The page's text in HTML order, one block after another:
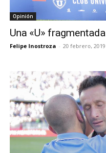
Opinión
Una «U» fragmentada
Felipe Inostroza - 20 febrero, 2019